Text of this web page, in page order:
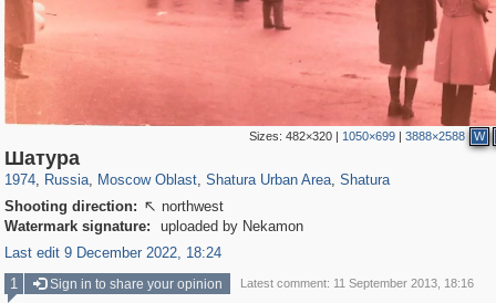
Sizes:482×320 | 1050×699 |3888×2588 W
Шатура
1974, Russia
1,405,939
, Moscow Oblast
96,182
, Shatura Urban Area, Shatura
Shooting direction:  northwest
Watermark signature:
uploaded by Nekamon
Last edit 9 December 2022, 18:24
1
Sign in to share your opinion Latest comment: 11 September 2013, 18:16